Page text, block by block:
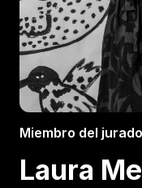
Miembro del jurado
Laura